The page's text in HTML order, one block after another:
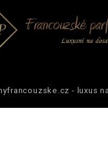
- luxus